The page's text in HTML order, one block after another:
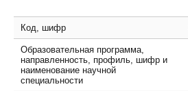
Код, шифр
Образовательная программа,
направленность, профиль, шифр и
наименование научной
специальности